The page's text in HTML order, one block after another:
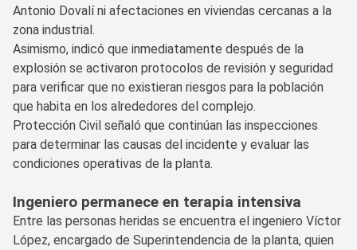
Antonio Dovalí ni afectaciones en viviendas cercanas a la
zona industrial.
Asimismo, indicó que inmediatamente después de la
explosión se activaron protocolos de revisión y seguridad
para verificar que no existieran riesgos para la población
que habita en los alrededores del complejo.
Protección Civil señaló que continúan las inspecciones
para determinar las causas del incidente y evaluar las
condiciones operativas de la planta.
Ingeniero permanece en terapia intensiva
Entre las personas heridas se encuentra el ingeniero Víctor
López, encargado de Superintendencia de la planta, quien